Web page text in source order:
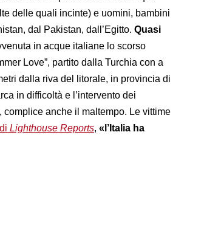
delle quali incinte) e uomini, bambini
dal Pakistan, dall’Egitto. Quasi
in acque italiane lo scorso
Love”, partito dalla Turchia con a
dalla riva del litorale, in provincia di
in difficoltà e l’intervento dei
anche il maltempo. Le vittime
Lighthouse Reports, «l’ Italia ha